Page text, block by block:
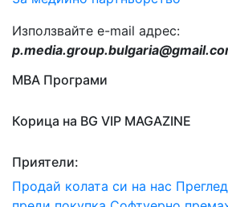
Използвайте e-mail адрес:
МВА Програми
Корица на BG VIP MAGAZINE
Приятели:
Продай колата си на нас